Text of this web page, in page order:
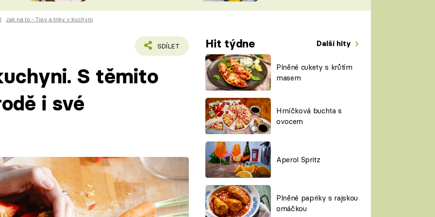
VYCHYTÁVKY
ČASOPIS
Jak na to - Tipy a triky v kuchyni
SDÍLET Hit týdne Další hity
Plněné cukety s krůtím
masem
Hrníčková buchta s
ovocem
Aperol Spritz
Plněné papriky s rajskou
omáčkou
S těmito
i své